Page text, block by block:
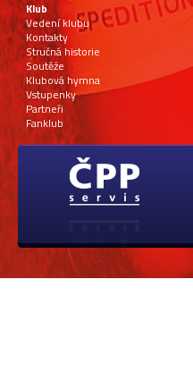
Klub
Vedení klubu
Kontakty
Stručná historie
Soutěže
Klubová hymna
Vstupenky
Partneři
Fanklub